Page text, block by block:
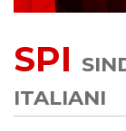
SERVIZI
SEGRETERIA
SEDI
SPI
ITALIANI